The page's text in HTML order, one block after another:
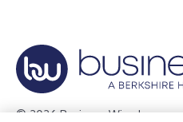
© 2026 Business Wire, Inc.